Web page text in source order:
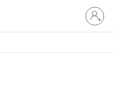
Iniciar
sessão
na